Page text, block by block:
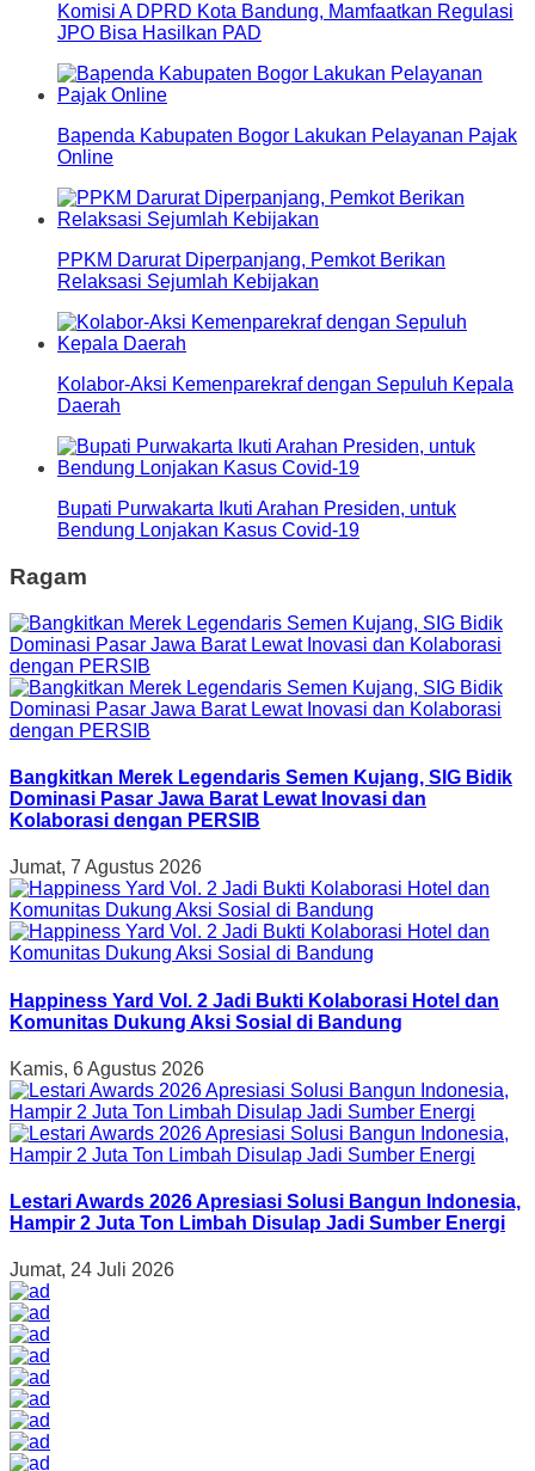
Komisi A DPRD Kota Bandung, Mamfaatkan Regulasi
JPO Bisa Hasilkan PAD
Bapenda Kabupaten Bogor Lakukan Pelayanan Pajak
Online
PPKM Darurat Diperpanjang, Pemkot Berikan
Relaksasi Sejumlah Kebijakan
Kolabor-Aksi Kemenparekraf dengan Sepuluh Kepala
Daerah
Bupati Purwakarta Ikuti Arahan Presiden, untuk
Bendung Lonjakan Kasus Covid-19
Ragam
Bangkitkan Merek Legendaris Semen Kujang, SIG Bidik
Dominasi Pasar Jawa Barat Lewat Inovasi dan
Kolaborasi dengan PERSIB
Jumat, 7 Agustus 2026
Happiness Yard Vol. 2 Jadi Bukti Kolaborasi Hotel dan
Komunitas Dukung Aksi Sosial di Bandung
Kamis, 6 Agustus 2026
Lestari Awards 2026 Apresiasi Solusi Bangun Indonesia,
Hampir 2 Juta Ton Limbah Disulap Jadi Sumber Energi
Jumat, 24 Juli 2026